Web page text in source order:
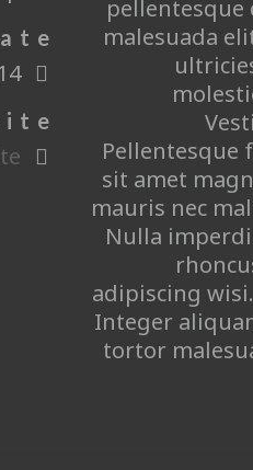
pellentesque
malesuada
Pellentesque
sit amet
mauris nec
Nulla
adipiscing
Integer
tortor
May 13, 2014